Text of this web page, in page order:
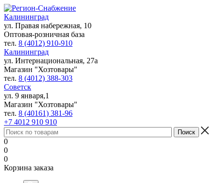
Калининград
ул. Правая набережная, 10
Оптовая-розничная база
тел. 8 (4012) 910-910
Калининград
ул. Интернациональная, 27а
Магазин "Хозтовары"
тел. 8 (4012) 388-303
Советск
ул. 9 января,1
Магазин "Хозтовары"
тел. 8 (40161) 381-96
+7 4012 910 910
0
0
0
Корзина заказа